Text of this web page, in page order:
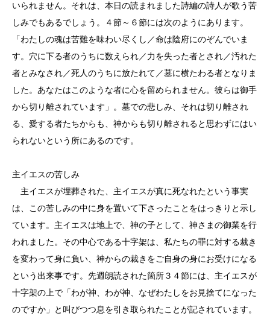
いられません。それは、本日の読まれました詩編の詩人が歌う苦
しみでもあるでしょう。４節～６節には次のようにあります。
「わたしの魂は苦難を味わい尽くし／命は陰府にのぞんでいま
す。穴に下る者のうちに数えられ／力を失った者とされ／汚れた
者とみなされ／死人のうちに放たれて／墓に横たわる者となりま
した。あなたはこのような者に心を留められません。彼らは御手
から切り離されています」。墓での悲しみ、それは切り離され
る、愛する者たちからも、神からも切り離されると思わずにはい
られないという所にあるのです。
主イエスの苦しみ
主イエスが埋葬された、主イエスが真に死なれたという事実
は、この苦しみの中に身を置いて下さったことをはっきりと示し
ています。主イエスは地上で、神の子として、神さまの御業を行
われました。その中心である十字架は、私たちの罪に対する裁き
を変わって身に負い、神からの裁きをご自身の身にお受けになる
という出来事です。先週朗読された箇所３４節には、主イエスが
十字架の上で「わが神、わが神、なぜわたしをお見捨てになった
のですか」と叫びつつ息を引き取られたことが記されています。